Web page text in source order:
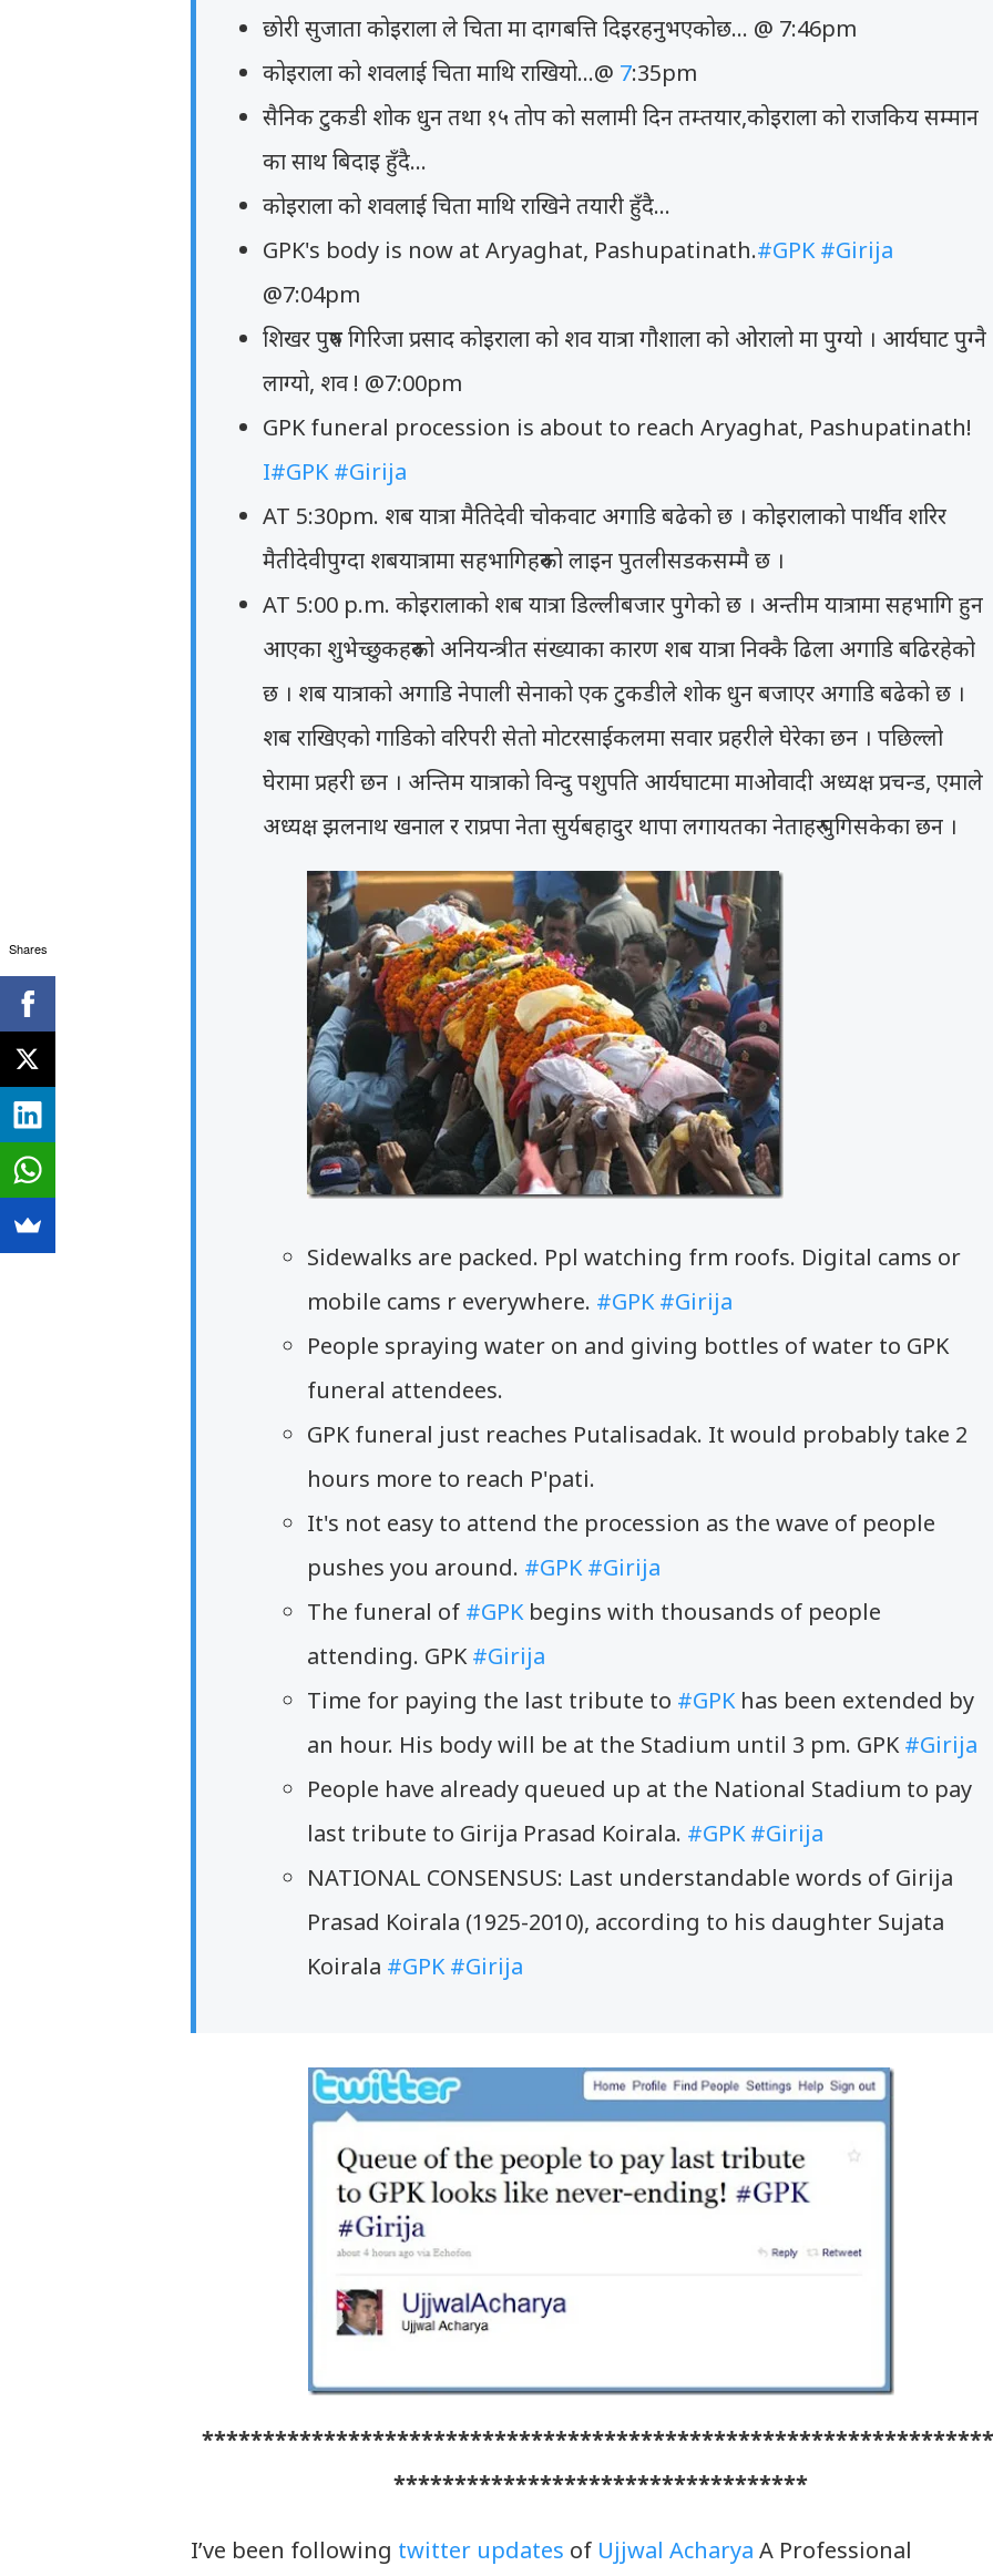
छोरी सुजाता कोइराला ले चिता मा दागबत्ति दिइरहनुभएकोछ... @ 7:46pm
कोइराला को शवलाई चिता माथि राखियो...@ 7:35pm
सैनिक टुकडी शोक धुन तथा १५ तोप को सलामी दिन तम्तयार,कोइराला को राजकिय सम्मान
का साथ बिदाइ हुँदै...
कोइराला को शवलाई चिता माथि राखिने तयारी हुँदै...
GPK's body is now at Aryaghat, Pashupatinath.#GPK #Girija
@7:04pm
शिखर पुरुष गिरिजा प्रसाद कोइराला को शव यात्रा गौशाला को ओरालो मा पुग्यो । आर्यघाट पुग्नै
लाग्यो, शव ! @7:00pm
GPK funeral procession is about to reach Aryaghat, Pashupatinath!
I#GPK#Girija
AT 5:30pm. शब यात्रा मैतिदेवी चोकवाट अगाडि बढेको छ । कोइरालाको पार्थीव शरिर
मैतीदेवीपुग्दा शबयात्रामा सहभागिहरुको लाइन पुतलीसडकसम्मै छ ।
AT 5:00 p.m. कोइरालाको शब यात्रा डिल्लीबजार पुगेको छ । अन्तीम यात्रामा सहभागि हुन
आएका शुभेच्छुकहरुको अनियन्त्रीत संख्याका कारण शब यात्रा निक्कै ढिला अगाडि बढिरहेको
छ । शब यात्राको अगाडि नेपाली सेनाको एक टुकडीले शोक धुन बजाएर अगाडि बढेको छ ।
शब राखिएको गाडिको वरिपरी सेतो मोटरसाईकलमा सवार प्रहरीले घेरेका छन । पछिल्लो
घेरामा प्रहरी छन । अन्तिम यात्राको विन्दु पशुपति आर्यघाटमा माओवादी अध्यक्ष प्रचन्ड, एमाले
अध्यक्ष झलनाथ खनाल र राप्रपा नेता सुर्यबहादुर थापा लगायतका नेताहरु पुगिसकेका छन ।
Sidewalks are packed. Ppl watching frm roofs. Digital cams or
mobile cams r everywhere. #GPK #Girija
People spraying water on and giving bottles of water to GPK
funeral attendees.
GPK funeral just reaches Putalisadak. It would probably take 2
hours more to reach P'pati.
It's not easy to attend the procession as the wave of people
pushes you around. #GPK #Girija
The funeral of #GPKbegins with thousands of people
attending. GPK#Girija
Time for paying the last tribute to #GPKhas been extended by
an hour. His body will be at the Stadium until 3 pm. GPK#Girija
People have already queued up at the National Stadium to pay
last tribute to Girija Prasad Koirala. #GPK #Girija
NATIONAL CONSENSUS: Last understandable words of Girija
Prasad Koirala (1925-2010), according to his daughter Sujata
Koirala #GPK #Girija
**********************************
I’ve been following twitter updates of Ujjwal Acharya A Professional
Shares